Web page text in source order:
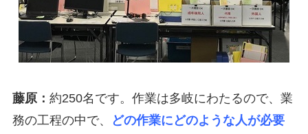
藤原： 約250名です。作業は多岐にわたるので、業
務の工程の中で、
どの作業にどのような人が必要